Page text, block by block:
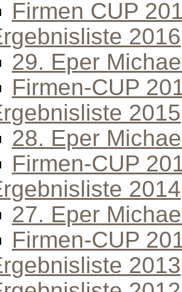
Firmen CUP
2016
29. Eper
Firmen-CUP
2015
28. Eper
Firmen-CUP
2014
27. Eper
Firmen-CUP
2013